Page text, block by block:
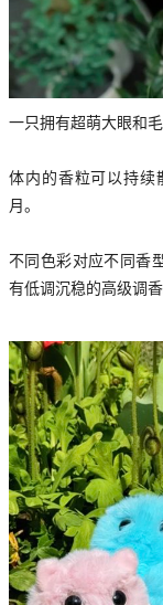
一只拥有超萌大眼和
体内的香粒可以持续
月。
不同色彩对应不同香
有低调沉稳的高级调香